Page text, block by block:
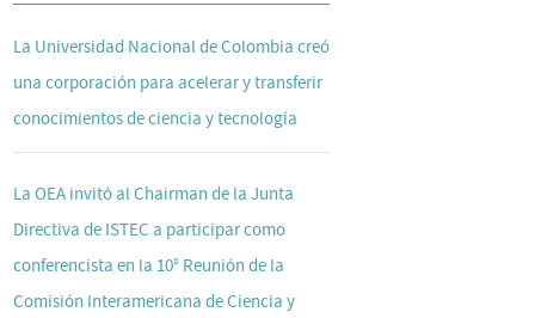
La Universidad Nacional de Colombia creó
una corporación para acelerar y transferir
conocimientos de ciencia y tecnología
La OEA invitó al Chairman de la Junta
Directiva de ISTEC a participar como
conferencista en la 10° Reunión de la
Comisión Interamericana de Ciencia y